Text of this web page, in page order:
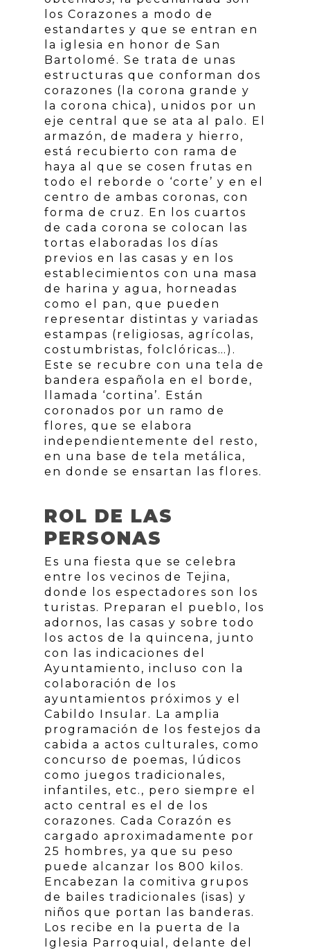
los Corazones a modo de
estandartes y que se entran en
la iglesia en honor de San
Bartolomé. Se trata de unas
estructuras que conforman dos
corazones (la corona grande y
la corona chica), unidos por un
eje central que se ata al palo. El
armazón, de madera y hierro,
está recubierto con rama de
haya al que se cosen frutas en
todo el reborde o ‘corte’ y en el
centro de ambas coronas, con
forma de cruz. En los cuartos
de cada corona se colocan las
tortas elaboradas los días
previos en las casas y en los
establecimientos con una masa
de harina y agua, horneadas
como el pan, que pueden
representar distintas y variadas
estampas (religiosas, agrícolas,
costumbristas, folclóricas…).
Este se recubre con una tela de
bandera española en el borde,
llamada ‘cortina’. Están
coronados por un ramo de
flores, que se elabora
independientemente del resto,
en una base de tela metálica,
en donde se ensartan las flores.
ROL DE LAS
PERSONAS
Es una fiesta que se celebra
entre los vecinos de Tejina,
donde los espectadores son los
turistas. Preparan el pueblo, los
adornos, las casas y sobre todo
los actos de la quincena, junto
con las indicaciones del
Ayuntamiento, incluso con la
colaboración de los
ayuntamientos próximos y el
Cabildo Insular. La amplia
programación de los festejos da
cabida a actos culturales, como
concurso de poemas, lúdicos
como juegos tradicionales,
infantiles, etc., pero siempre el
acto central es el de los
corazones. Cada Corazón es
cargado aproximadamente por
25 hombres, ya que su peso
puede alcanzar los 800 kilos.
Encabezan la comitiva grupos
de bailes tradicionales (isas) y
niños que portan las banderas.
Los recibe en la puerta de la
Iglesia Parroquial, delante del